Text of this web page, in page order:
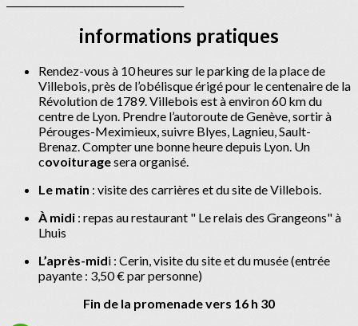
informations pratiques
Rendez-vous à 10 heures sur le parking de la place de
Villebois, près de l’obélisque érigé pour le centenaire de la
Révolution de 1789. Villebois est à environ 60 km du
centre de Lyon. Prendre l’autoroute de Genève, sortir à
Pérouges-Meximieux, suivre Blyes, Lagnieu, Sault-
Brenaz. Compter une bonne heure depuis Lyon. Un
covoituragesera organisé.
Le matin : visite des carrières et du site de Villebois.
À midi : repas au restaurant " Le relais des Grangeons" à
Lhuis
L’après-midi : Cerin, visite du site et du musée (entrée
payante : 3,50 € par personne)
Fin de la promenade vers 16 h 30